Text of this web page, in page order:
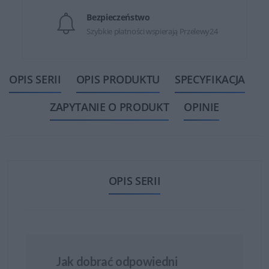
Bezpieczeństwo
Szybkie płatności wspierają Przelewy24
OPIS SERII OPIS PRODUKTU
SPECYFIKACJA
ZAPYTANIE O PRODUKT
OPINIE
OPIS SERII
Jak dobrać odpowiedni